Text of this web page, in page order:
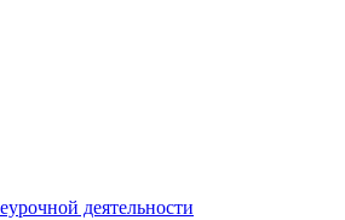
деятельности